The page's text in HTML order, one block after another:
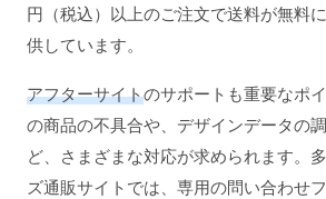
円（税込）以上のご注文で送料が無料
供しています。
アフターサイトのサポートも重要なポ
の商品の不具合や、デザインデータの
ど、さまざまな対応が求められます。
ズ通販サイトでは、専用の問い合わせ